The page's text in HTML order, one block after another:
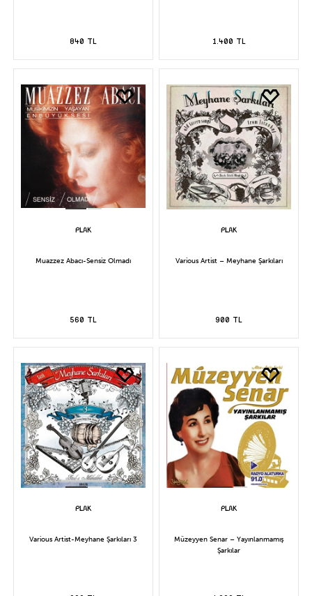
840 TL 1.400 TL
Muazzez Abacı-Sensiz Olmadı
560 TL
Various Artist – Meyhane Şarkıları
900 TL
Various Artist-Meyhane Şarkıları 3
Müzeyyen Senar – Yayınlanmamış
Şarkılar